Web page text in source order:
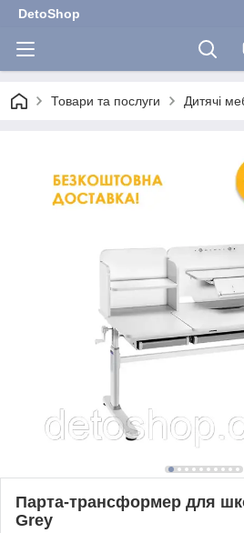
DetoShop
Товари та послуги Дитячі
Парта-трансформер для
Grey